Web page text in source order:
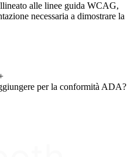
alle linee guida WCAG,
necessaria a dimostrare la
per la conformità ADA?